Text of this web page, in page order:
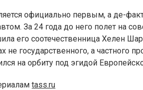
официально первым, а де-
За 24 года до него полет на
его соотечественница Хелен
не государственного, а частного
на орбиту под эгидой
tass.ru